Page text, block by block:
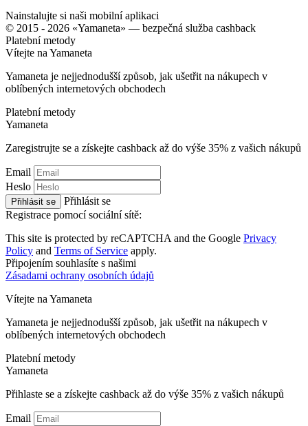
Nainstalujte si naši mobilní aplikaci
© 2015 - 2026 «Yamaneta» — bezpečná služba cashback
Platební metody
Vítejte na Yamaneta
Yamaneta je nejjednodušší způsob, jak ušetřit na nákupech v
oblíbených internetových obchodech
Platební metody
Yamaneta
Zaregistrujte se a získejte cashback až do výše 35% z vašich nákupů
Email
Heslo
Přihlásit se
Přihlásit se
Registrace pomocí sociální sítě:
This site is protected by reCAPTCHA and the Google Privacy
Policy and Terms of Service apply.
Připojením souhlasíte s našimi
Zásadami ochrany osobních údajů
Vítejte na Yamaneta
Yamaneta je nejjednodušší způsob, jak ušetřit na nákupech v
oblíbených internetových obchodech
Platební metody
Yamaneta
Přihlaste se a získejte cashback až do výše 35% z vašich nákupů
Email